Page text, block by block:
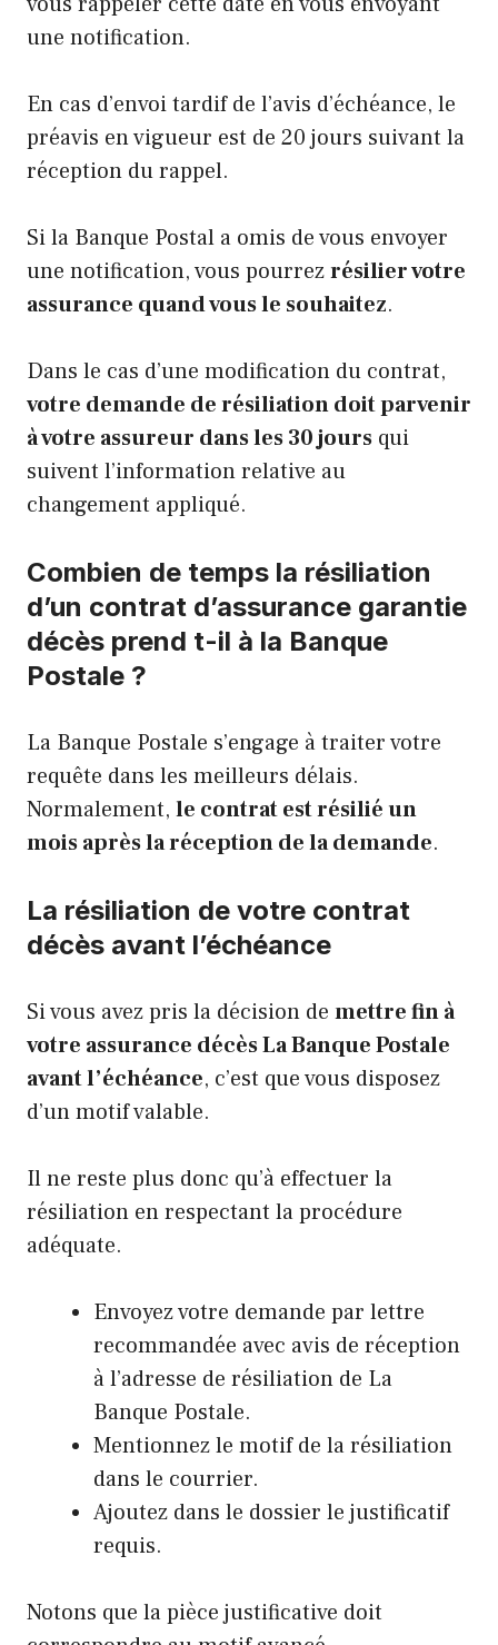
une notification.
En cas d’envoi tardif de l’avis d’échéance, le
préavis en vigueur est de 20 jours suivant la
réception du rappel.
Si la Banque Postal a omis de vous envoyer
une notification, vous pourrezrésilier votre
assurance quand vous le souhaitez.
Dans le cas d’une modification du contrat,
votre demande de résiliation doit parvenir
à votre assureur dans les 30 jours qui
suivent l’information relative au
changement appliqué.
Combien de temps la résiliation
d’un contrat d’assurance garantie
décès prend t-il à la Banque
Postale ?
La Banque Postale s’engage à traiter votre
requête dans les meilleurs délais.
Normalement, le contrat est résilié un
mois après la réception de la demande.
La résiliation de votre contrat
décès avant l’échéance
Si vous avez pris la décision de mettre fin à
votre assurance décès La Banque Postale
avant l’échéance, c’est que vous disposez
d’un motif valable.
Il ne reste plus donc qu’à effectuer la
résiliation en respectant la procédure
adéquate.
Envoyez votre demande par lettre
recommandée avec avis de réception
à l’adresse de résiliation de La
Banque Postale.
Mentionnez le motif de la résiliation
dans le courrier.
Ajoutez dans le dossier le justificatif
requis.
Notons que la pièce justificative doit